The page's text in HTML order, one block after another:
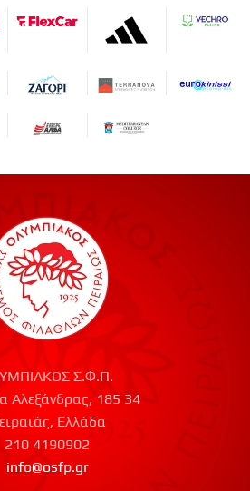
Σ.Φ.Π.
Αλεξάνδρας, 185 34
Ελλάδα
210 4190902
info@osfp.gr